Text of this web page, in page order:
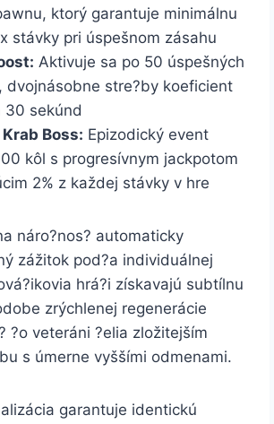
ktorý garantuje minimálnu
stávky pri úspešnom zásahu
Aktivuje sa po 50 úspešných
dvojnásobne stre?by koeficient
30 sekúnd
Boss: Epizodický event
kôl s progresívnym jackpotom
2% z každej stávky v hre
náro?nos? automaticky
zážitok pod?a individuálnej
hrá?i získavajú subtílnu
zrýchlenej regenerácie
?o veteráni ?elia zložitejším
s úmerne vyššími odmenami.
garantuje identickú